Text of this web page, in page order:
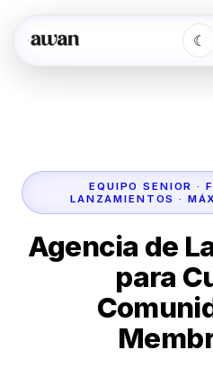
☾
EQUIPO SENIOR ·
LANZAMIENTOS ·
Agencia de
para